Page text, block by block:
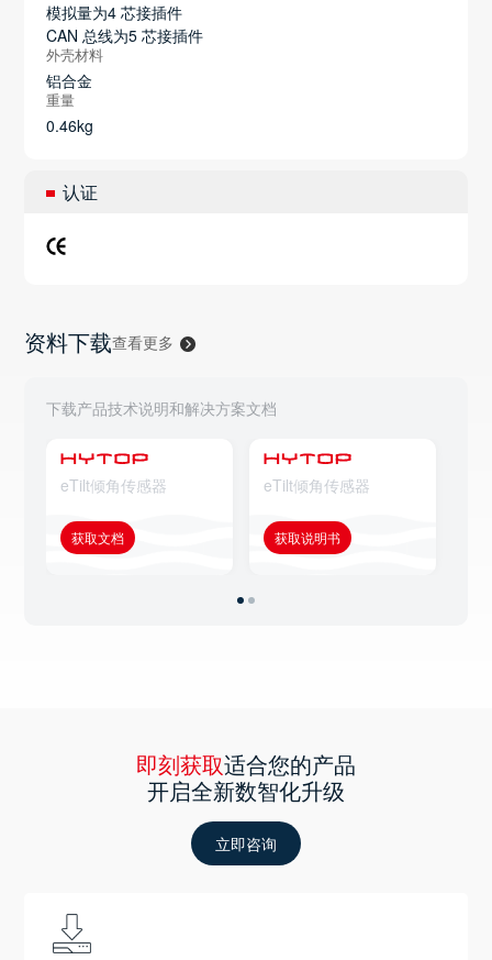
模拟量为4 芯接插件
CAN 总线为5 芯接插件
外壳材料
铝合金
重量
0.46kg
认证
资料下载查看更多
下载产品技术说明和解决方案文档
eTilt倾角传感器
获取文档
eTilt倾角传感器
获取说明书
即刻获取适合您的产品
开启全新数智化升级
立即咨询